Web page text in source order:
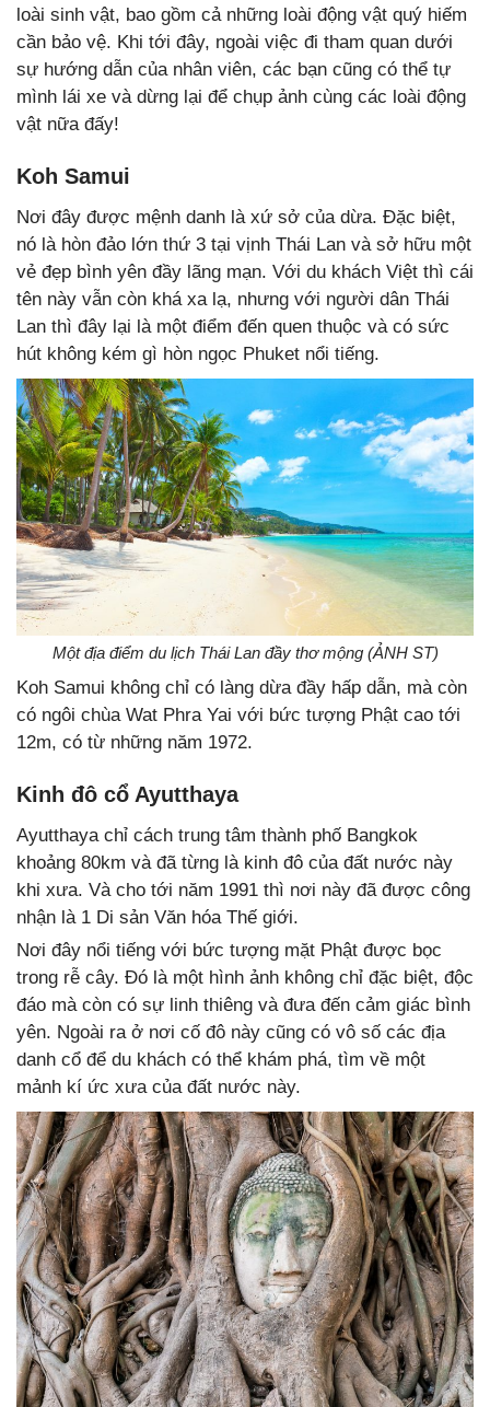
loài sinh vật, bao gồm cả những loài động vật quý hiếm
cần bảo vệ. Khi tới đây, ngoài việc đi tham quan dưới
sự hướng dẫn của nhân viên, các bạn cũng có thể tự
mình lái xe và dừng lại để chụp ảnh cùng các loài động
vật nữa đấy!
Koh Samui
Nơi đây được mệnh danh là xứ sở của dừa. Đặc biệt,
nó là hòn đảo lớn thứ 3 tại vịnh Thái Lan và sở hữu một
vẻ đẹp bình yên đầy lãng mạn. Với du khách Việt thì cái
tên này vẫn còn khá xa lạ, nhưng với người dân Thái
Lan thì đây lại là một điểm đến quen thuộc và có sức
hút không kém gì hòn ngọc Phuket nổi tiếng.
Một địa điểm du lịch Thái Lan đầy thơ mộng (ẢNH ST)
Koh Samui không chỉ có làng dừa đầy hấp dẫn, mà còn
có ngôi chùa Wat Phra Yai với bức tượng Phật cao tới
12m, có từ những năm 1972.
Kinh đô cổ Ayutthaya
Ayutthaya chỉ cách trung tâm thành phố Bangkok
khoảng 80km và đã từng là kinh đô của đất nước này
khi xưa. Và cho tới năm 1991 thì nơi này đã được công
nhận là 1 Di sản Văn hóa Thế giới.
Nơi đây nổi tiếng với bức tượng mặt Phật được bọc
trong rễ cây. Đó là một hình ảnh không chỉ đặc biệt, độc
đáo mà còn có sự linh thiêng và đưa đến cảm giác bình
yên. Ngoài ra ở nơi cố đô này cũng có vô số các địa
danh cổ để du khách có thể khám phá, tìm về một
mảnh kí ức xưa của đất nước này.